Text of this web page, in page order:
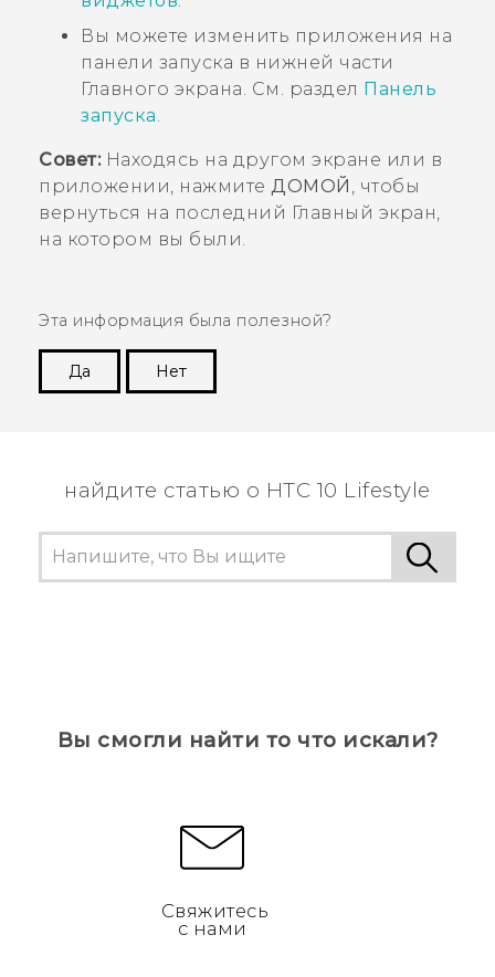
Вы можете изменить приложения на
панели запуска в нижней части
Главного экрана. См. раздел Панель
запуска.
Совет:Находясь на другом экране или в
приложении, нажмите ДОМОЙ , чтобы
вернуться на последний Главный экран,
на котором вы были.
Эта информация была полезной?
Да
Нет
найдите статью о HTC 10 Lifestyle
Вы смогли найти то что искали?
Свяжитесь
с нами